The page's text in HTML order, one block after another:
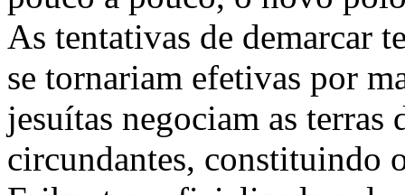
As tentativas de demarcar
se tornariam efetivas por
jesuítas negociam as terras
circundantes, constituindo